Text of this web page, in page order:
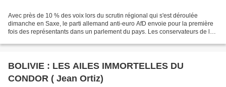
Avec près de 10 % des voix lors du scrutin régional qui s'est déroulée
dimanche en Saxe, le parti allemand anti-euro AfD envoie pour la première
fois des représentants dans un parlement du pays. Les conservateurs de la
BOLIVIE : LES AILES IMMORTELLES DU
CONDOR ( Jean Ortiz)